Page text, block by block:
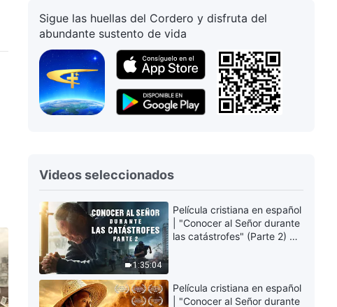
Sigue las huellas del Cordero y disfruta del
abundante sustento de vida
Videos seleccionados
1:35:04
Película cristiana en español
| "Conocer al Señor durante
las catástrofes" (Parte 2) La
Película cristiana en español
| "Conocer al Señor durante